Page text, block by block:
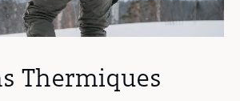
Thermiques